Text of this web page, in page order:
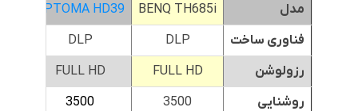
مدل BENQ TH685i
OPTOMA HD39
فناوری ساخت
DLP
DLP
رزولوشن
FULL HD
FULL HD
روشنایی
3500
3500